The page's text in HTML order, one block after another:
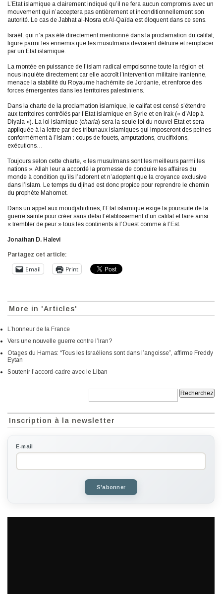
L’Etat islamique a clairement indiqué qu’il ne fera aucun compromis avec un
mouvement qui n’acceptera pas entièrement et inconditionnellement son
autorité. Le cas de Jabhat al-Nosra et Al-Qaïda est éloquent dans ce sens.
Israël, qui n’a pas été directement mentionné dans la proclamation du califat,
figure parmi les ennemis que les musulmans devraient détruire et remplacer
par un Etat islamique.
La montée en puissance de l’islam radical empoisonne toute la région et
nous inquiète directement car elle accroît l’intervention militaire iranienne,
menace la stabilité du Royaume hachémite de Jordanie, et renforce des
forces émergentes dans les territoires palestiniens.
Dans la charte de la proclamation islamique, le califat est censé s’étendre
aux territoires contrôlés par l’Etat islamique en Syrie et en Irak (« d’Alep à
Diyala »). La loi islamique (charia) sera la seule loi du nouvel Etat et sera
appliquée à la lettre par des tribunaux islamiques qui imposeront des peines
conformément à l’Islam : coups de fouets, amputations, crucifixions,
exécutions…
Toujours selon cette charte, « les musulmans sont les meilleurs parmi les
nations ». Allah leur a accordé la promesse de conduire les affaires du
monde à condition qu’ils l’adorent et n’adoptent que la croyance exclusive
dans l’Islam. Le temps du djihad est donc propice pour reprendre le chemin
du prophète Mahomet.
Dans un appel aux moudjahidines, l’Etat islamique exige la poursuite de la
guerre sainte pour créer sans délai l’établissement d’un califat et faire ainsi
« trembler de peur » tous les continents à l’Ouest comme à l’Est.
Jonathan D. Halevi
Partagez cet article:
Email Print
More in 'Articles'
L’honneur de la France
Vers une nouvelle guerre contre l’Iran?
Otages du Hamas: “Tous les Israéliens sont dans l’angoisse”, affirme Freddy
Eytan
Soutenir l’accord-cadre avec le Liban
Inscription à la newsletter
E-mail
S'abonner